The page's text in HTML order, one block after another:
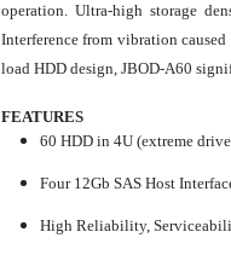
operation. Ultra-high storage
Interference from vibration
load HDD design, JBOD-A60
FEATURES
60 HDD in 4U (extreme
Four 12Gb SAS Host
High Reliability,